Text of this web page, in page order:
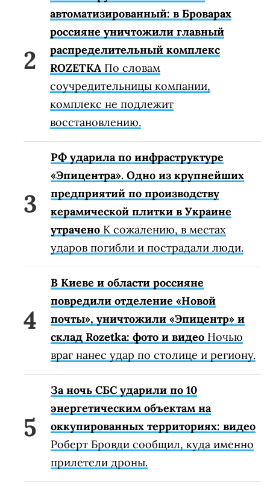
автоматизированный: в Броварах
россияне уничтожили главный
распределительный комплекс
ROZETKA По словам
соучредительницы компании,
комплекс не подлежит
восстановлению.
РФ ударила по инфраструктуре
«Эпицентра». Одно из крупнейших
предприятий по производству
керамической плитки в Украине
утрачено К сожалению, в местах
ударов погибли и пострадали люди.
В Киеве и области россияне
повредили отделение «Новой
почты», уничтожили «Эпицентр» и
склад Rozetka: фото и видео Ночью
враг нанес удар по столице и региону.
За ночь СБС ударили по 10
энергетическим объектам на
оккупированных территориях: видео
Роберт Бровди сообщил, куда именно
прилетели дроны.